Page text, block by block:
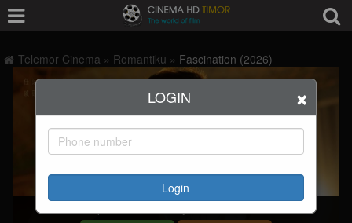
×
LOGIN
Login
Telemor Cinema » Romantiku » Fascination (2026)